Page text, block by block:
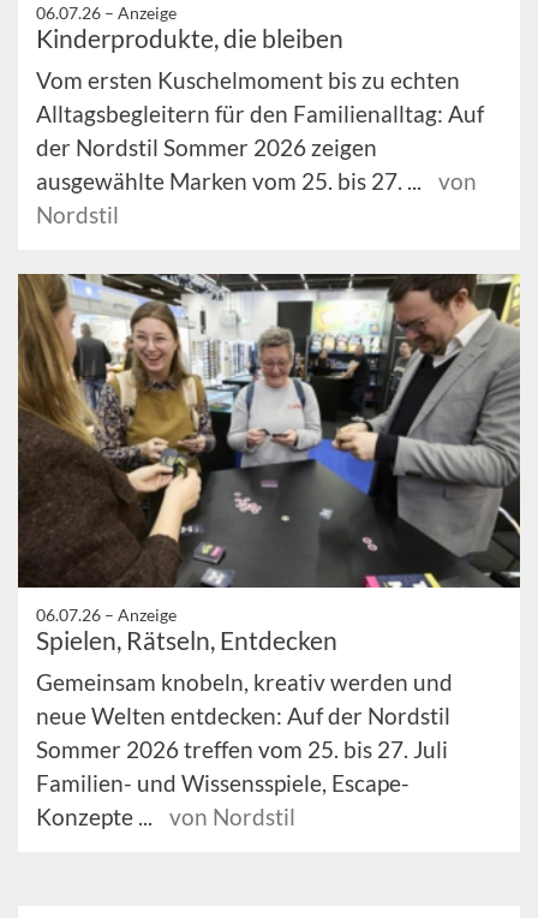
06.07.26 – Anzeige
Kinderprodukte, die bleiben
Vom ersten Kuschelmoment bis zu echten
Alltagsbegleitern für den Familienalltag: Auf
der Nordstil Sommer 2026 zeigen
ausgewählte Marken vom 25. bis 27. ...
von
Nordstil
06.07.26 – Anzeige
Spielen, Rätseln, Entdecken
Gemeinsam knobeln, kreativ werden und
neue Welten entdecken: Auf der Nordstil
Sommer 2026 treffen vom 25. bis 27. Juli
Familien- und Wissensspiele, Escape-
Konzepte ...
von Nordstil